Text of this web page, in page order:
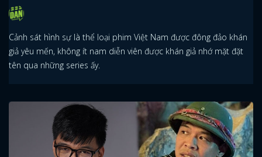
Cảnh sát hình sự là thể loại phim Việt Nam được đông đảo khán
giả yêu mến, không ít nam diễn viên được khán giả nhớ mặt đặt
tên qua những series ấy.